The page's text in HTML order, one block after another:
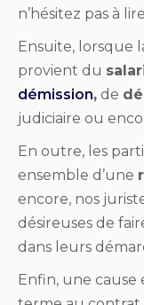
n’hésitez pas à
Ensuite, lorsque
provient du
démission, de
judiciaire ou
En outre, les
ensemble d’une
encore, nos
désireuses de
dans leurs
Enfin, une